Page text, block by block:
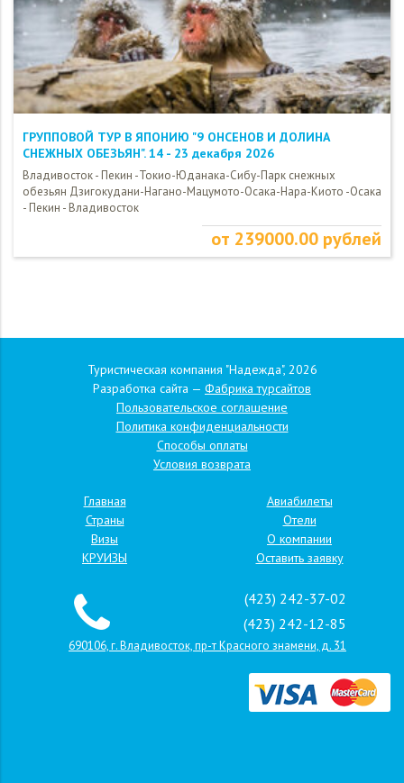
ГРУППОВОЙ ТУР В ЯПОНИЮ "9 ОНСЕНОВ И ДОЛИНА
СНЕЖНЫХ ОБЕЗЬЯН". 14 - 23 декабря 2026
Владивосток - Пекин -Токио-Юданака-Сибу-Парк снежных
обезьян Дзигокудани-Нагано-Мацумото-Осака-Нара-Киото -Осака
- Пекин - Владивосток
от 239000.00 рублей
Туристическая компания "Надежда", 2026
Разработка сайта — Фабрика турсайтов
Пользовательское соглашение
Политика конфиденциальности
Способы оплаты
Условия возврата
Главная
Страны
Визы
КРУИЗЫ
Авиабилеты
Отели
О компании
Оставить заявку
(423) 242-37-02
(423) 242-12-85
690106, г. Владивосток, пр-т Красного знамени, д. 31